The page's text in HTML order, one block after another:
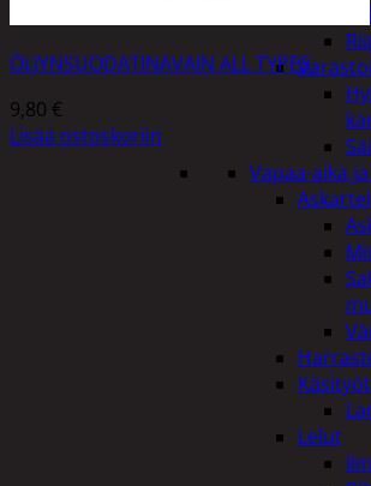
Vapaa-aika
Lelut
ÖLJYNSUODATINAVAIN ALL TYPES
9,80 €
Lisää ostoskoriin